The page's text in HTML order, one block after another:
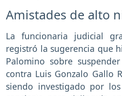
Amistades de alto
La funcionaria judicial
registró la sugerencia que
Palomino sobre
contra Luis Gonzalo Gallo
siendo investigado por